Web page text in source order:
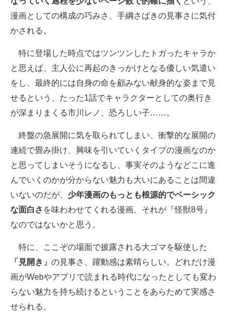
漫画としての構成の巧みさ、手綱さばきの見事さに気付
かされる。
特に登場した時点ではツンツンしたトガったキャラか
と思えば、主人公に再起のきっかけとなる優しい気遣い
をし、最終的には自身の命を顧みない献身的な姿まで見
せるという、たった1話でキャラクターとしての奥行き
が深まりまくる市川レノ、恐ろしい子……。
終盤の急展開に気を取られてしまい、衝撃的な展開の
連続で畳み掛け、興味を引いていくタイプの漫画なのか
と思ってしまいそうになるし、事実そのようなどこに進
んでいくのかが分からない魅力も大いにあることは間違
いないのだが、 少年漫画のもっとも根源的でベーシック
な面白さ を味わわせてくれる漫画、それが『怪獣8号』
なのではないかと思う。
特に、ここぞの場面で披露される大ゴマを駆使した
「見開き」 の見事さ、躍動感は素晴らしい。どれだけ漫
画がWebやアプリで読まれる時代になったとしても変わ
らない魅力を持ち続けるということをあらためて実感さ
せられる。